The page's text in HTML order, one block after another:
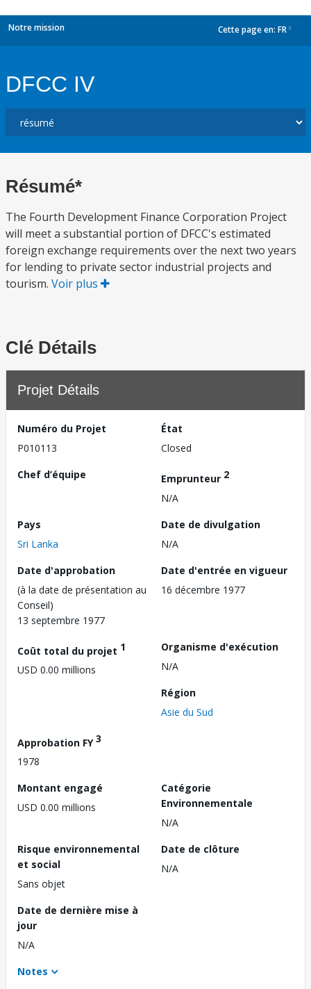
Notre mission Cette page en: FR
DFCC IV
Résumé*
The Fourth Development Finance Corporation Project
will meet a substantial portion of DFCC's estimated
foreign exchange requirements over the next two years
for lending to private sector industrial projects and
tourism. Voir plus
Clé Détails
Projet Détails
Numéro du Projet
P010113
État
Closed
Chef d’équipe
Emprunteur 2
N/A
Pays
Sri Lanka
Date de divulgation
N/A
Date d'approbation
(à la date de présentation au
Conseil)
13 septembre 1977
Date d'entrée en vigueur
16 décembre 1977
Coût total du projet 1
USD 0.00 millions
Organisme d'exécution
N/A
Région
Asie du Sud
Approbation FY3
1978
Montant engagé
USD 0.00 millions
Catégorie
Environnementale
N/A
Risque environnemental
et social
Sans objet
Date de clôture
N/A
Date de dernière mise à
jour
N/A
Notes